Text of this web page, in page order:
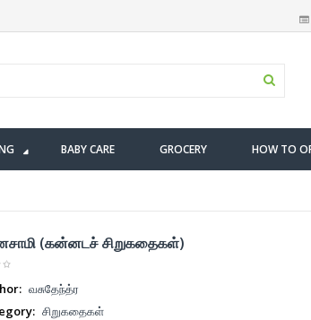
BABY CARE GROCERY HOW TO
(கன்னடச் சிறுகதைகள்)
வசுதேந்த்ர
சிறுகதைகள்